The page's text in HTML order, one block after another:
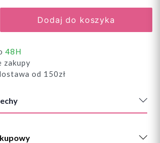
Dodaj do koszyka
48H
zakupy
od 150zł